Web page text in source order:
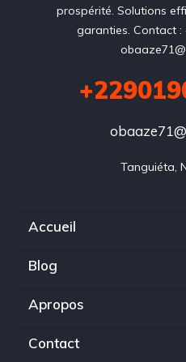
prospérité. Solutions
garanties. Contact :
Tanguiéta,
Accueil
Blog
Apropos
Contact